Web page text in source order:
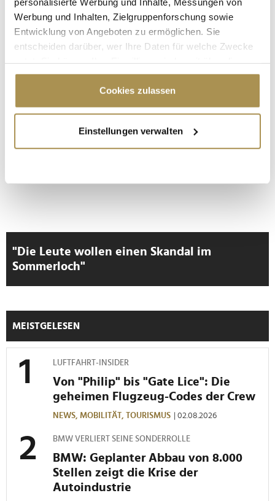
Werbung und Inhalten, Zielgruppenforschung sowie
Entwicklung von Angeboten zu ermöglichen. Sie
entscheiden darüber, wer Ihre Daten für welche Zwecke
Cookie-Erklärung oder durch Klicken auf das Privacy
Trigger Symbol ändern oder widerrufen
Informationen über Ihre geografische Lage
erfassen, welche bis auf einige Meter genau sein
Wir verwenden Cookies, um Inhalte und Anzeigen zu
personalisieren, Funktionen für soziale Medien anbieten
Verwendung unserer Website an unsere Partner für
soziale Medien, Werbung und Analysen weiter. Unsere
Partner führen diese Informationen möglicherweise mit
weiteren Daten zusammen, die Sie ihnen bereitgestellt
haben oder die sie im Rahmen Ihrer Nutzung der Dienste
gesammelt haben.
Cookies zulassen
Einstellungen verwalten
ABSENDEN
* Pflichtfelder.
"Die Leute wollen einen Skandal im
Sommerloch"
MEISTGELESEN
LUFTFAHRT-INSIDER
Von "Philip" bis "Gate Lice": Die
geheimen Flugzeug-Codes der Crew
NEWS, MOBILITÄT, TOURISMUS | 02.08.2026
BMW VERLIERT SEINE SONDERROLLE
BMW: Geplanter Abbau von 8.000
Stellen zeigt die Krise der
Autoindustrie